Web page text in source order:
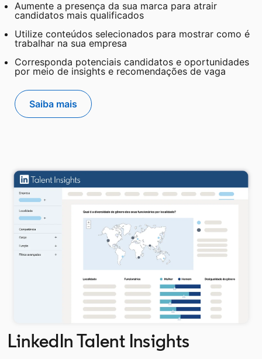
Aumente a presença da sua marca para atrair
candidatos mais qualificados
Utilize conteúdos selecionados para mostrar como é
trabalhar na sua empresa
Corresponda potenciais candidatos e oportunidades
por meio de insights e recomendações de vaga
Saiba mais
LinkedIn Talent Insights